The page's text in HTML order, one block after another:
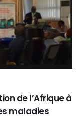
de l’Afrique à
maladies